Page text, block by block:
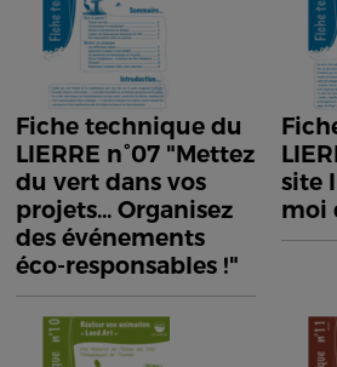
Fiche technique du
LIERRE n°07 "Mettez
du vert dans vos
projets... Organisez
des événements
éco-responsables !"
site
moi